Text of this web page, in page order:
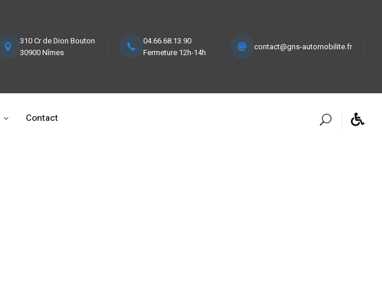
310 Cr de Dion Bouton
30900 Nîmes
04.66.68.13.90
Fermeture 12h-14h
contact@gns-automobilite.fr
Contact